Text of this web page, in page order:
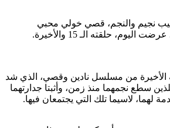
نجيم والنجم، قصي خولي محبي
حلقته الـ 15 والأخيرة.
الأخيرة من مسلسل نادين وقصي، الذي شد
سطع نجمهما منذ زمن، وأثبتا جدارتهما
لهما، لاسيما تلك التي يجتمعان فيها.